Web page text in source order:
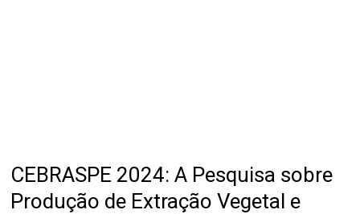
CEBRASPE 2024: A Pesquisa sobre
Produção de Extração Vegetal e